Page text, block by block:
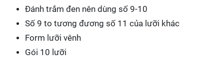
Đánh trắm đen nên dùng số 9-10
Số 9 to tương đương số 11 của lưỡi khác
Form lưỡi vênh
Gói 10 lưỡi